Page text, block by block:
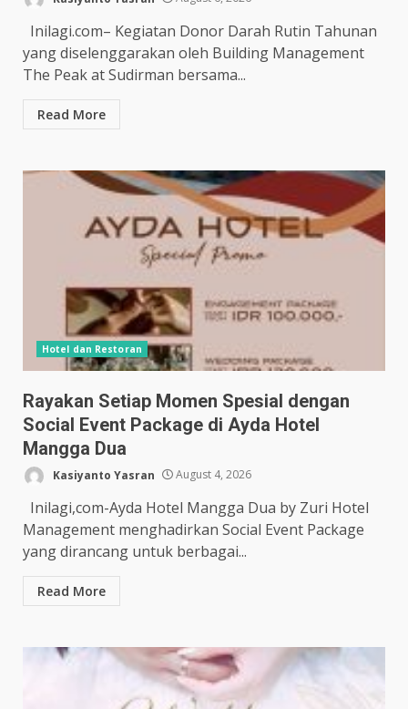
Inilagi.com– Kegiatan Donor Darah Rutin Tahunan
yang diselenggarakan oleh Building Management
The Peak at Sudirman bersama...
Read More
Hotel dan Restoran
Rayakan Setiap Momen Spesial dengan
Social Event Package di Ayda Hotel
Mangga Dua
Kasiyanto Yasran August 4, 2026
Inilagi,com-Ayda Hotel Mangga Dua by Zuri Hotel
Management menghadirkan Social Event Package
yang dirancang untuk berbagai...
Read More